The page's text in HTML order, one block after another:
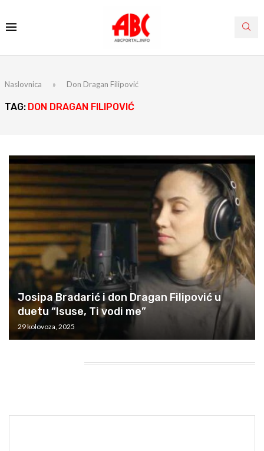
Naslovnica » Don Dragan Filipović
TAG: DON DRAGAN FILIPOVIĆ
Josipa Bradarić i don Dragan Filipović u
duetu “Isuse, Ti vodi me”
29 kolovoza, 2025